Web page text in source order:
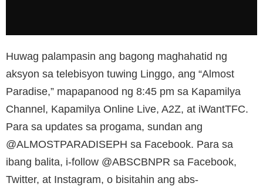
Huwag palampasin ang bagong maghahatid ng
aksyon sa telebisyon tuwing Linggo, ang “Almost
Paradise,” mapapanood ng 8:45 pm sa Kapamilya
Channel, Kapamilya Online Live, A2Z, at iWantTFC.
Para sa updates sa progama, sundan ang
@ALMOSTPARADISEPH sa Facebook. Para sa
ibang balita, i-follow @ABSCBNPR sa Facebook,
Twitter, at Instagram, o bisitahin ang abs-